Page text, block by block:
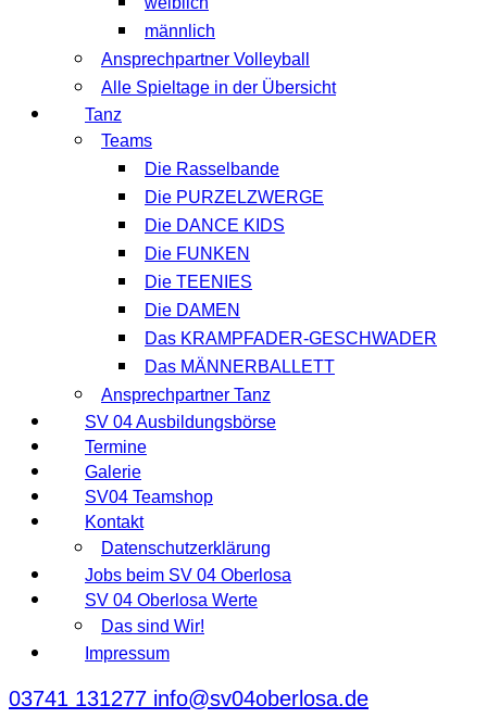
männlich
Ansprechpartner Volleyball
Alle Spieltage in der Übersicht
Tanz
Teams
Die Rasselbande
Die PURZELZWERGE
Die DANCE KIDS
Die FUNKEN
Die TEENIES
Die DAMEN
Das KRAMPFADER-GESCHWADER
Das MÄNNERBALLETT
Ansprechpartner Tanz
SV 04 Ausbildungsbörse
Termine
Galerie
SV04 Teamshop
Kontakt
Datenschutzerklärung
Jobs beim SV 04 Oberlosa
SV 04 Oberlosa Werte
Das sind Wir!
Impressum
03741 131277 info@sv04oberlosa.de